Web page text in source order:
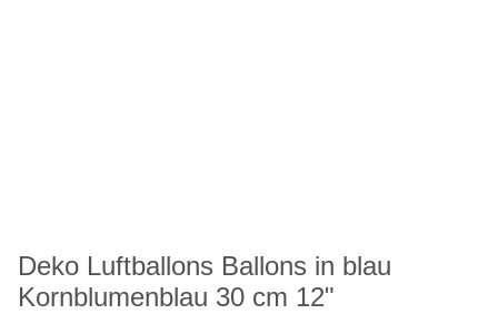
Deko Luftballons Ballons in blau
Kornblumenblau 30 cm 12"